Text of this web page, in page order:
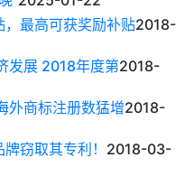
最高可获奖励补贴2018-
发展 2018年度第2018-
外商标注册数猛增2018-
窃取其专利！ 2018-03-